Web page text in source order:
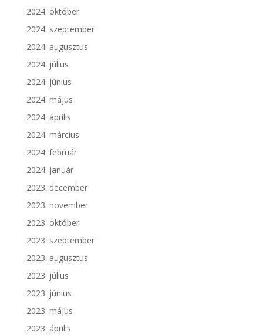
2024. október
2024. szeptember
2024. augusztus
2024. július
2024. június
2024. május
2024. április
2024. március
2024. február
2024. január
2023. december
2023. november
2023. október
2023. szeptember
2023. augusztus
2023. július
2023. június
2023. május
2023. április